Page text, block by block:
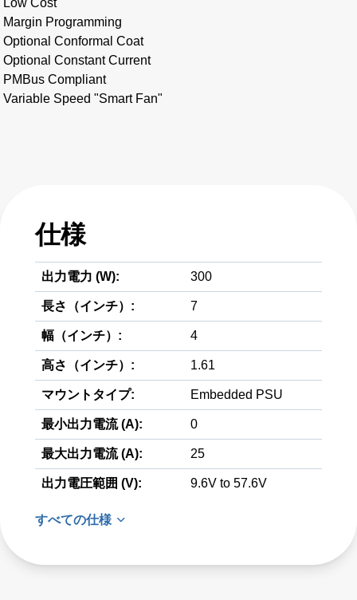
Low Cost
Margin Programming
Optional Conformal Coat
Optional Constant Current
PMBus Compliant
Variable Speed "Smart Fan"
仕様
出力電力 (W): 300
長さ（インチ）: 7
幅（インチ）: 4
高さ（インチ）: 1.61
マウントタイプ: Embedded PSU
最小出力電流 (A): 0
最大出力電流 (A): 25
出力電圧範囲 (V): 9.6V to 57.6V
すべての仕様